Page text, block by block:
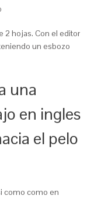
2 hojas. Con el editor
un esbozo
una
en ingles
el pelo
como como en